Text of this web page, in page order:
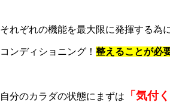
それぞれの機能を最大限に発揮する為
コンディショニング！ 整えることが必
自分のカラダの状態にまずは 「気付く